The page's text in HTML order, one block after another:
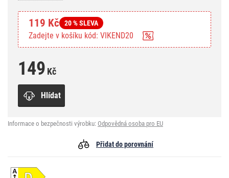
119 Kč 20 % SLEVA
Zadejte v košíku kód: VIKEND20
149 Kč
Hlídat
Informace o bezpečnosti výrobku: Odpovědná osoba pro EU
Přidat do porovnání